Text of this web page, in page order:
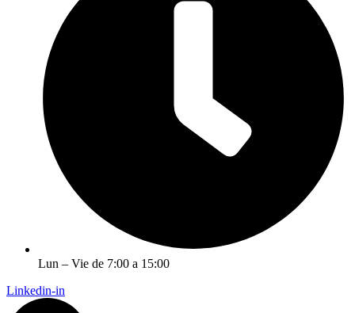
Lun – Vie de 7:00 a 15:00
Linkedin-in